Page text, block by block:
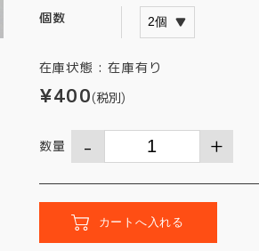
個数
在庫状態 :在庫有り
¥400(税別)
数量